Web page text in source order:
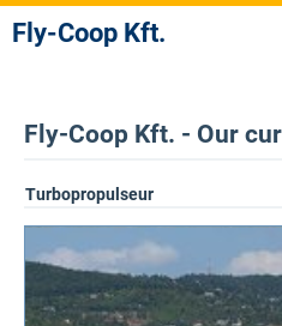
Fly-Coop Kft.
Fly-Coop Kft. - Our
Turbopropulseur